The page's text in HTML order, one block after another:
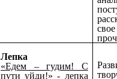
Лепка
«Едем – гудим! С
пути уйди!» - лепка